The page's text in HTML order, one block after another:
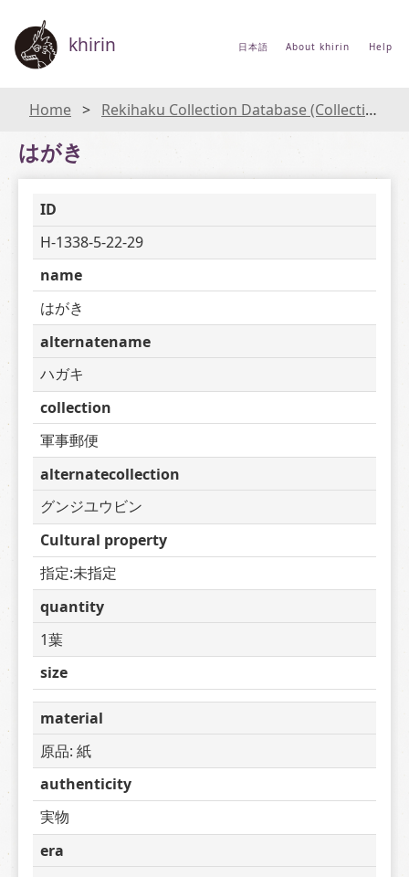
khirin 日本語 About khirin Help
Home Rekihaku Collection Database (Collections Database of the National Museum of Japanese History)
はがき
ID
H-1338-5-22-29
name
はがき
alternatename
ハガキ
collection
軍事郵便
alternatecollection
グンジユウビン
Cultural property
指定:未指定
quantity
1葉
size
material
原品: 紙
authenticity
実物
era